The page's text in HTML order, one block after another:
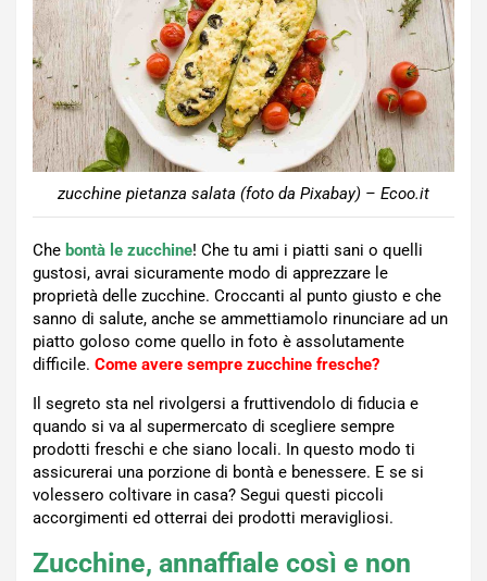
zucchine pietanza salata (foto da Pixabay) – Ecoo.it
Che bontà le zucchine! Che tu ami i piatti sani o quelli
gustosi, avrai sicuramente modo di apprezzare le
proprietà delle zucchine. Croccanti al punto giusto e che
sanno di salute, anche se ammettiamolo rinunciare ad un
piatto goloso come quello in foto è assolutamente
difficile. Come avere sempre zucchine fresche?
Il segreto sta nel rivolgersi a fruttivendolo di fiducia e
quando si va al supermercato di scegliere sempre
prodotti freschi e che siano locali. In questo modo ti
assicurerai una porzione di bontà e benessere. E se si
volessero coltivare in casa? Segui questi piccoli
accorgimenti ed otterrai dei prodotti meravigliosi.
Zucchine, annaffiale così e non